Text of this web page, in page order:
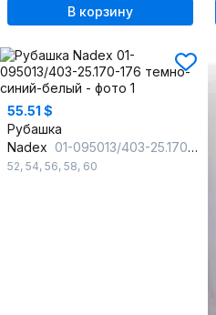
В корзину
55.51 $
Рубашка
Nadex 01-095013/403-25.170-176 темно-синий-белый
52, 54, 56, 58, 60